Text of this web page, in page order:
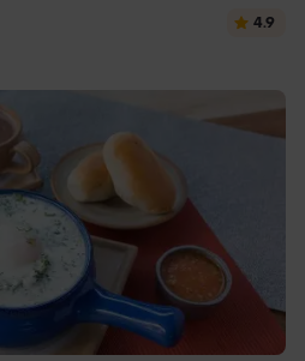
4.9